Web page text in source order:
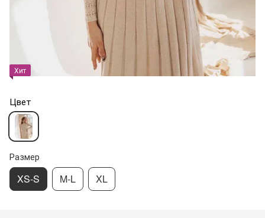
Хит
Цвет
Размер
XS-S M-L XL